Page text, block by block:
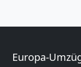
Europa-